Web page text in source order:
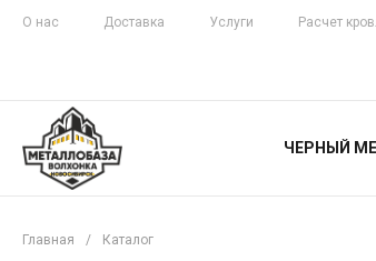
О нас Доставка Услуги Расчет
ЧЕРНЫЙ
Главная / Каталог